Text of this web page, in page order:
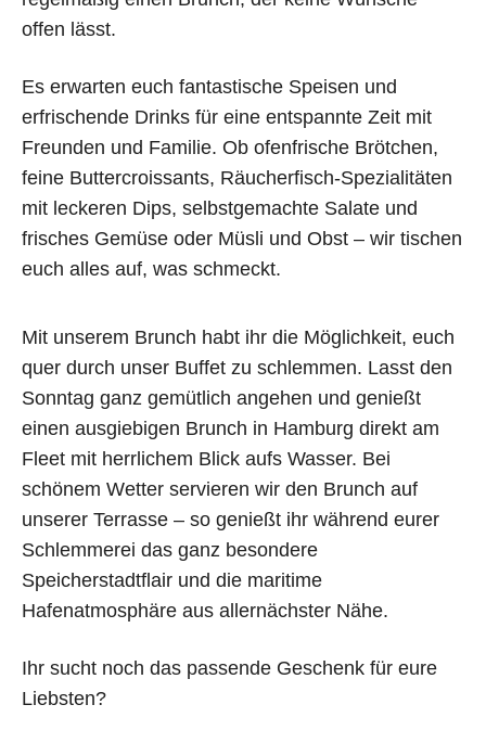
BRUNCH
offen lässt.
Es erwarten euch fantastische Speisen und
erfrischende Drinks für eine entspannte Zeit mit
Freunden und Familie. Ob ofenfrische Brötchen,
feine Buttercroissants, Räucherfisch-Spezialitäten
mit leckeren Dips, selbstgemachte Salate und
frisches Gemüse oder Müsli und Obst – wir tischen
euch alles auf, was schmeckt.
Mit unserem Brunch habt ihr die Möglichkeit, euch
quer durch unser Buffet zu schlemmen. Lasst den
Sonntag ganz gemütlich angehen und genießt
einen ausgiebigen Brunch in Hamburg direkt am
Fleet mit herrlichem Blick aufs Wasser. Bei
schönem Wetter servieren wir den Brunch auf
unserer Terrasse – so genießt ihr während eurer
Schlemmerei das ganz besondere
Speicherstadtflair und die maritime
Hafenatmosphäre aus allernächster Nähe.
Ihr sucht noch das passende Geschenk für eure
Liebsten?